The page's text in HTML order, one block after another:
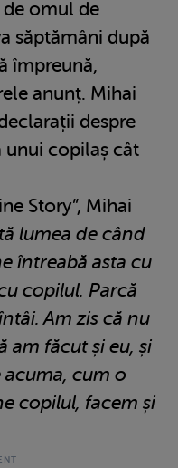
omul de
săptămâni după
împreună,
anunț. Mihai
despre
unui copilaș cât
Story”, Mihai
lumea de când
întreabă asta cu
copilul. Parcă
Am zis că nu
am făcut și eu, și
acuma, cum o
copilul, facem și